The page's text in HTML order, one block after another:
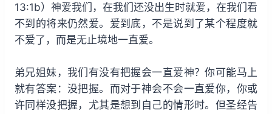
13:1b）神爱我们，在我们还没出生时就爱，在我们看
不到的将来仍然爱。爱到底，不是说到了某个程度就
不爱了，而是无止境地一直爱。
弟兄姐妹，我们有没有把握会一直爱神？你可能马上
就有答案：没把握。而对于神会不会一直爱你，你或
许同样没把握，尤其是想到自己的情形时。但圣经告